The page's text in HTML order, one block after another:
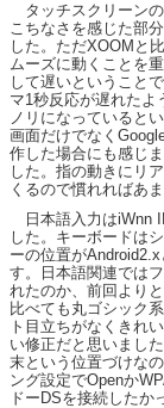
タッチスクリーン
こちなさを感じた部
した。ただXOOMと
ムーズに動くことを
して遅いということ
マ1秒反応が遅れたよ
ノリになっていると
画面だけでなく
作した場合にも感じ
した。指の動きにリ
くるので慣れればあ
日本語入力はiWnn
した。キーボードは
ーの位置が
す。日本語関連では
れたのか、前回より
比べても丸ゴシック
ト目立ちがなくきれ
い修正だと思いまし
末という位置づけな
ング設定でOpenか
ドーDSを接続したか